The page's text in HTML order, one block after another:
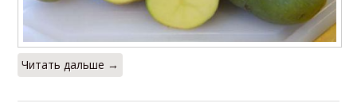
Читать дальше →